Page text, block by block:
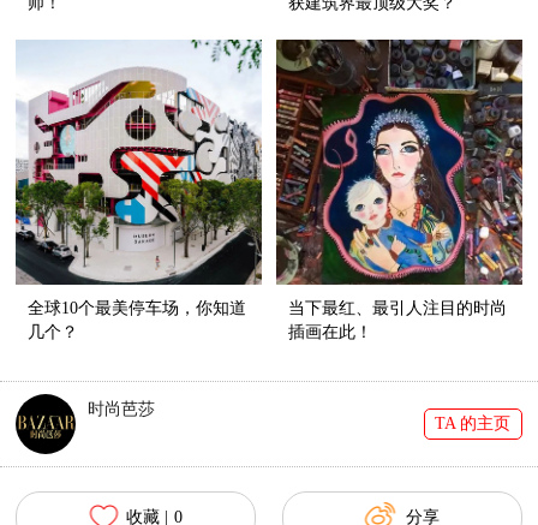
全球10个最美停车场，你知道
几个？
当下最红、最引人注目的时尚
插画在此！
时尚芭莎
TA 的主页
收藏 | 0 分享